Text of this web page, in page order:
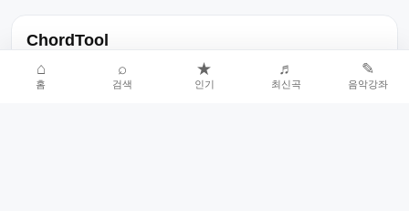
ChordTool
노래 가사, 곡 정보, 코드, 악보를 한곳에서 찾을 수 있는 음악 정보
서비스입니다.
⌂
홈
⌕
검색
★
인기
♬
최신곡
✎
음악강좌